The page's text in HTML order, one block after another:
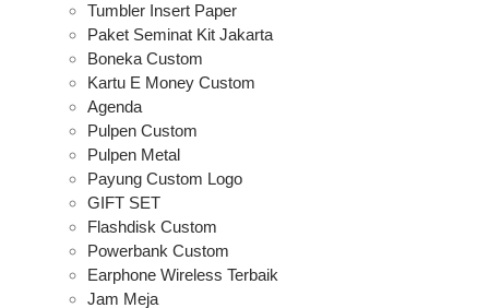
Tumbler Insert Paper
Paket Seminat Kit Jakarta
Boneka Custom
Kartu E Money Custom
Agenda
Pulpen Custom
Pulpen Metal
Payung Custom Logo
GIFT SET
Flashdisk Custom
Powerbank Custom
Earphone Wireless Terbaik
Jam Meja